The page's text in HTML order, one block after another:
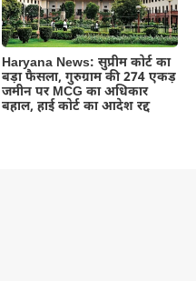
Haryana News: सुप्रीम कोर्ट का
बड़ा फैसला, गुरुग्राम की 274 एकड़
जमीन पर MCG का अधिकार
बहाल, हाई कोर्ट का आदेश रद्द